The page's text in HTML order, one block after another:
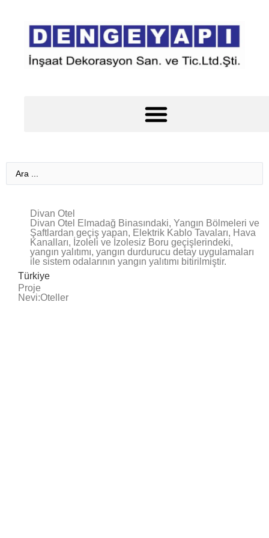
Türkiye
Proje
Nevi:Oteller
Divan Otel
Divan Otel Elmadağ Binasındaki, Yangın Bölmeleri ve
Şaftlardan geçiş yapan, Elektrik Kablo Tavaları, Hava
Kanalları, İzoleli ve İzolesiz Boru geçişlerindeki,
yangın yalıtımı, yangın durdurucu detay uygulamaları
ile sistem odalarının yangın yalıtımı bitirilmiştir.